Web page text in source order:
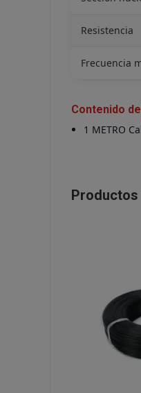
Resistencia
Frecuencia
Contenido
1 METRO